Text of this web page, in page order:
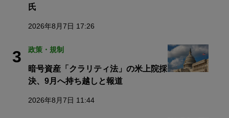
氏
2026年8月7日 17:26
3 政策・規制
暗号資産「クラリティ法」の米上院採
決、9月へ持ち越しと報道
2026年8月7日 11:44